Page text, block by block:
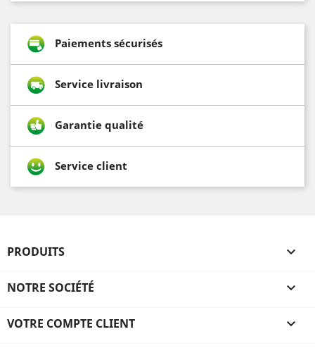
Paiements sécurisés
Service livraison
Garantie qualité
Service client
PRODUITS 
NOTRE SOCIÉTÉ 
VOTRE COMPTE CLIENT 